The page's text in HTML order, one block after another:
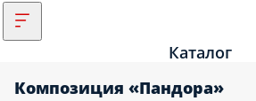
Каталог
Композиция «Пандора»